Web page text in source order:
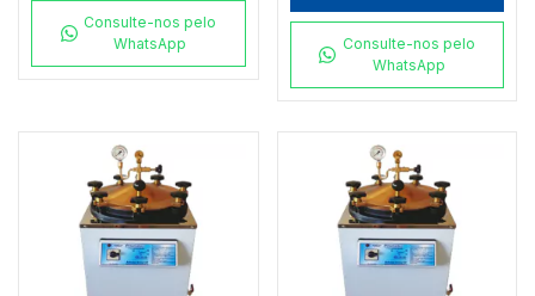
Consulte-nos pelo
WhatsApp
Consulte-nos pelo
WhatsApp